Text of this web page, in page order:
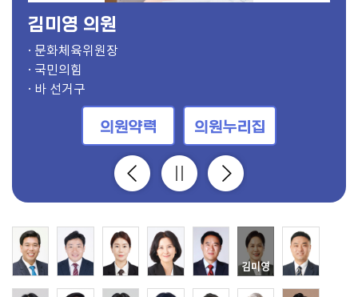
김상균
· 의장
· 더불어민주당
· 가 선거구
의원약력 의원누리집
· 부의장, 보건복지위원
· 국민의힘
· 사 선거구
의원약력 의원누리집
· 의회운영위원장, 도시건설위원
· 더불어민주당
· 다 선거구
의원약력 의원누리집
· 기획행정위원장
· 더불어민주당
· 바 선거구
의원약력 의원누리집
· 경제환경위원장
· 국민의힘
· 마 선거구
의원약력 의원누리집
· 문화체육위원장
· 국민의힘
· 바 선거구
의원약력 의원누리집
김상균 의원
· 도시건설위원장
· 더불어민주당
· 마 선거구
의원약력 의원누리집
· 보건복지위원장
· 더불어민주당
· 가 선거구
의원약력 의원누리집
· 윤리특별위원장, 문화체육위원
· 더불어민주당
· 아 선거구
의원약력 의원누리집
· 의회운영부위원장, 문화체육위원
· 국민의힘
· 라 선거구
의원약력 의원누리집
· 기획행정부위원장
· 국민의힘
· 비례대표
의원약력 의원누리집
· 경제환경부위원장
· 더불어민주당
· 다 선거구
의원약력 의원누리집
· 문화체육부위원장
· 더불어민주당
· 사 선거구
의원약력 의원누리집
· 도시건설부위원장
· 국민의힘
· 가 선거구
의원약력 의원누리집
· 보건복지부위원장
· 국민의힘
· 자 선거구
의원약력 의원누리집
· 윤리특별부위원장, 기획행정위원
· 국민의힘
· 다 선거구
의원약력 의원누리집
· 경제환경위원, 의회운영위원
· 더불어민주당
· 라 선거구
의원약력 의원누리집
· 보건복지위원, 의회운영위원
· 개혁신당
· 라 선거구
의원약력 의원누리집
· 경제환경위원
· 국민의힘
· 나 선거구
의원약력 의원누리집
· 경제환경위원
· 더불어민주당
· 사 선거구
의원약력 의원누리집
· 윤리특별위원, 기획행정위원
· 국민의힘
· 바 선거구
의원약력 의원누리집
· 윤리특별위원, 도시건설위원
· 더불어민주당
· 나 선거구
의원약력 의원누리집
· 보건복지위원
· 더불어민주당
· 비례대표
의원약력 의원누리집
· 도시건설위원, 의회운영위원
· 국민의힘
· 아 선거구
의원약력 의원누리집
· 보건복지위원
· 더불어민주당
· 바 선거구
의원약력 의원누리집
· 기획행정위원, 의회운영위원
· 더불어민주당
· 비례대표
의원약력 의원누리집
· 문화체육위원
· 더불어민주당
· 마 선거구
의원약력 의원누리집
· 문화체육위원
· 더불어민주당
· 자 선거구
의원약력 의원누리집
· 경제환경위원, 의회운영위원
· 더불어민주당
· 자 선거구
의원약력 의원누리집
· 기획행정위원
· 더불어민주당
· 라 선거구
의원약력 의원누리집
· 윤리특별위원, 도시건설위원
· 더불어민주당
· 바 선거구
의원약력 의원누리집